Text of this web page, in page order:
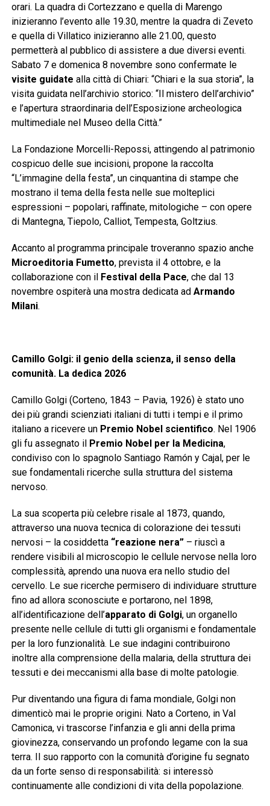
orari. La quadra di Cortezzano e quella di Marengo
inizieranno l’evento alle 19.30, mentre la quadra di Zeveto
e quella di Villatico inizieranno alle 21.00, questo
permetterà al pubblico di assistere a due diversi eventi.
Sabato 7 e domenica 8 novembre sono confermate le
visite guidate alla città di Chiari: “Chiari e la sua storia”, la
visita guidata nell’archivio storico: “Il mistero dell’archivio”
e l’apertura straordinaria dell’Esposizione archeologica
multimediale nel Museo della Città.”
La Fondazione Morcelli-Repossi, attingendo al patrimonio
cospicuo delle sue incisioni, propone la raccolta
“L’immagine della festa”, un cinquantina di stampe che
mostrano il tema della festa nelle sue molteplici
espressioni – popolari, raffinate, mitologiche – con opere
di Mantegna, Tiepolo, Calliot, Tempesta, Goltzius.
Accanto al programma principale troveranno spazio anche
Microeditoria Fumetto, prevista il 4 ottobre, e la
collaborazione con il Festival della Pace, che dal 13
novembre ospiterà una mostra dedicata ad Armando
Milani.
Camillo Golgi: il genio della scienza, il senso della
comunità. La dedica 2026
Camillo Golgi (Corteno, 1843 – Pavia, 1926) è stato uno
dei più grandi scienziati italiani di tutti i tempi e il primo
italiano a ricevere un Premio Nobel scientifico. Nel 1906
gli fu assegnato il Premio Nobel per la Medicina,
condiviso con lo spagnolo Santiago Ramón y Cajal, per le
sue fondamentali ricerche sulla struttura del sistema
nervoso.
La sua scoperta più celebre risale al 1873, quando,
attraverso una nuova tecnica di colorazione dei tessuti
nervosi – la cosiddetta “reazione nera”– riuscì a
rendere visibili al microscopio le cellule nervose nella loro
complessità, aprendo una nuova era nello studio del
cervello. Le sue ricerche permisero di individuare strutture
fino ad allora sconosciute e portarono, nel 1898,
all’identificazione dell’apparato di Golgi, un organello
presente nelle cellule di tutti gli organismi e fondamentale
per la loro funzionalità. Le sue indagini contribuirono
inoltre alla comprensione della malaria, della struttura dei
tessuti e dei meccanismi alla base di molte patologie.
Pur diventando una figura di fama mondiale, Golgi non
dimenticò mai le proprie origini. Nato a Corteno, in Val
Camonica, vi trascorse l’infanzia e gli anni della prima
giovinezza, conservando un profondo legame con la sua
terra. Il suo rapporto con la comunità d’origine fu segnato
da un forte senso di responsabilità: si interessò
continuamente alle condizioni di vita della popolazione.